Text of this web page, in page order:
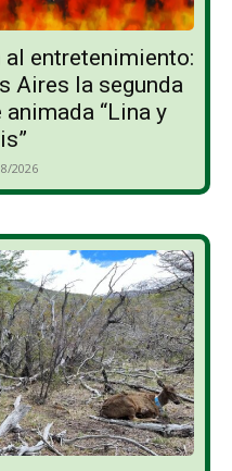
entretenimiento:
Aires la segunda
“Lina y
2026